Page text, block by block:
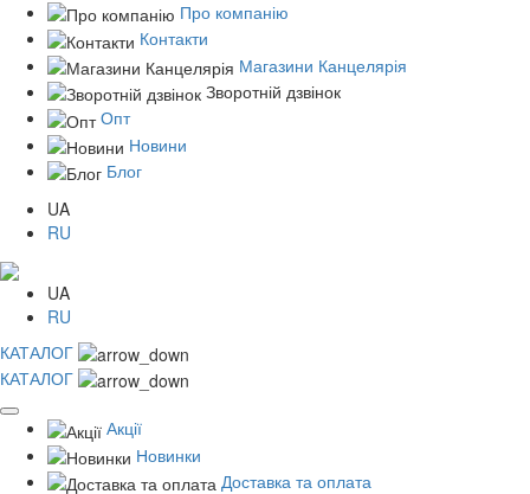
Про компанію
Контакти
Магазини Канцелярія
Зворотній дзвінок
Опт
Новини
Блог
UA
RU
UA
RU
КАТАЛОГ
КАТАЛОГ
Акції
Новинки
Доставка та оплата